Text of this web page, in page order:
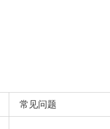
常见问题